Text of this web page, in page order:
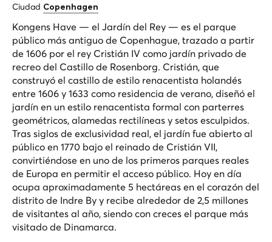
Ciudad Copenhagen
Kongens Have — el Jardín del Rey — es el parque
público más antiguo de Copenhague, trazado a partir
de 1606 por el rey Cristián IV como jardín privado de
recreo del Castillo de Rosenborg. Cristián, que
construyó el castillo de estilo renacentista holandés
entre 1606 y 1633 como residencia de verano, diseñó el
jardín en un estilo renacentista formal con parterres
geométricos, alamedas rectilíneas y setos esculpidos.
Tras siglos de exclusividad real, el jardín fue abierto al
público en 1770 bajo el reinado de Cristián VII,
convirtiéndose en uno de los primeros parques reales
de Europa en permitir el acceso público. Hoy en día
ocupa aproximadamente 5 hectáreas en el corazón del
distrito de Indre By y recibe alrededor de 2,5 millones
de visitantes al año, siendo con creces el parque más
visitado de Dinamarca.